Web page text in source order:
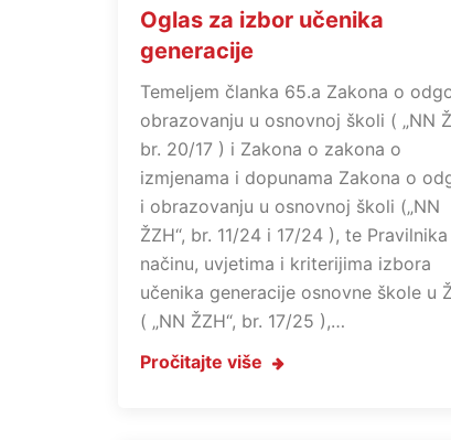
Oglas za izbor učenika
generacije
Temeljem članka 65.a Zakona o
obrazovanju u osnovnoj školi ( „NN
br. 20/17 ) i Zakona o zakona o
izmjenama i dopunama Zakona o
i obrazovanju u osnovnoj školi („NN
ŽZH“, br. 11/24 i 17/24 ), te
načinu, uvjetima i kriterijima izbora
učenika generacije osnovne škole u
( „NN ŽZH“, br. 17/25 ),…
Pročitajte više